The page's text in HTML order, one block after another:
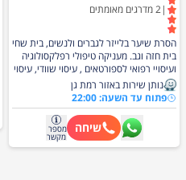
בלחץ עמוק וייסודי. רגע לעצמי מעניק חוויית
עיסוי מקצועית ומהנה במטרה להביא
לרגיעה ושיפור הבריאות הכללית של
לקוחותינו.
|
2מדרגים מאומתים
נותן שירות באזור רמת גן
פתוח עד השעה: 22:00
הסרת שיער בלייזר לגברים ולנשים, בית שחי
בית חזה וגב. מעניקה טיפולי רפלקסולוגיה
ועיסויי רפואי לספורטאים , עיסוי שוודי, עיסוי
פנים, עיסוי עמוק וקרקפת. בנוסף מכשיר
חדש ברשותי המעניק טיפוולי יופי והעשרת
קולגן בפנים.
שיחה מספר
מקשר